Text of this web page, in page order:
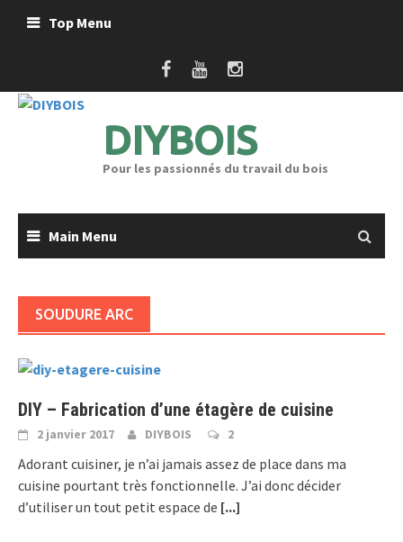
Top Menu
DIYBOIS
Pour les passionnés du travail du bois
Main Menu
SOUDURE ARC
DIY – Fabrication d’une étagère de cuisine
2 janvier 2017 DIYBOIS 2
Adorant cuisiner, je n’ai jamais assez de place dans ma
cuisine pourtant très fonctionnelle. J’ai donc décider
d’utiliser un tout petit espace de [...]